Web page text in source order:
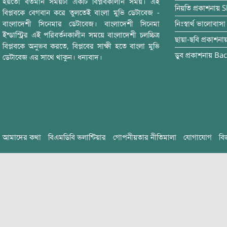
বিপ্লবকে বেগবান করে তুলতেই বাংলা মুভি ডেটাবেজ -
বাংলাদেশী সিনেমার ডেটাবেজ। বাংলাদেশী সিনেমা
ইন্ডাস্ট্রির এই পরিবর্তনকালীন সময়ে বাংলাদেশী চলচ্চিত্র
বিপ্লবকে অনুভব করতে, বিপ্লবের সাক্ষী হতে বাংলা মুভি
ডেটাবেজ এর সাথে থাকুন। ধন্যবাদ।
নিয়তি প্রকাশনায়
নিঃস্বার্থ ভালোবাসা
ছায়া-ছবি
ডুব প্রকাশনায়
আমাদের কথা বিএমডিবি ভলান্টিয়ার গোপনীয়তার নীতিমালা যোগাযোগ